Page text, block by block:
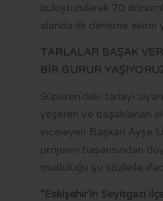
buluşturularak 70
alanda ilk deneme ekimi
TARLALAR BAŞAK
BİR GURUR
Süpüren’deki tarlayı
yeşeren ve başaklanan
inceleyen Başkan Ayşe
projenin başarısından
mutluluğu şu sözlerle
“Eskişehir’in Seyitgazi